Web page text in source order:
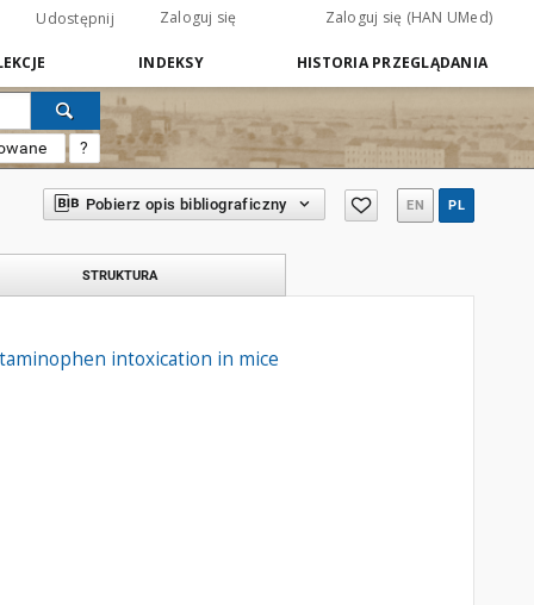
Udostępnij Zaloguj się Zaloguj się (HAN UMed)
INDEKSY HISTORIA PRZEGLĄDANIA
?
Pobierz opis bibliograficzny EN PL
STRUKTURA
intoxication in mice